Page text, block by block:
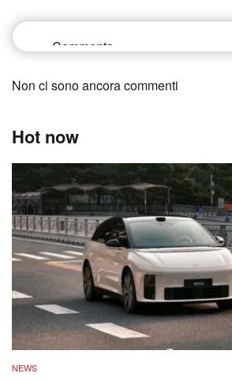
Non ci sono ancora commenti
Hot now
NEWS